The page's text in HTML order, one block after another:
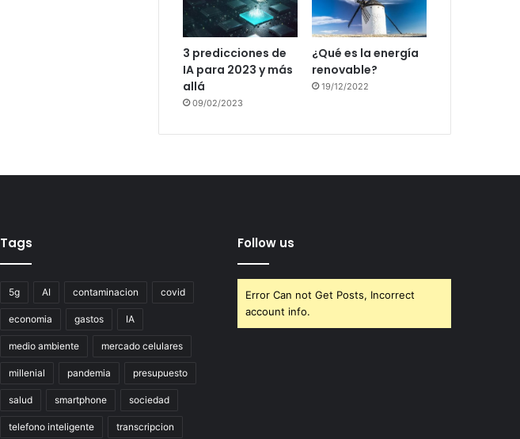
3 predicciones de
IA para 2023 y más
allá
09/02/2023
¿Qué es la energía
renovable?
19/12/2022
Tags
5g AI contaminacion covid
economia gastos IA
medio ambiente mercado celulares
millenial pandemia presupuesto
salud smartphone sociedad
telefono inteligente transcripcion
Follow us
Error Can not Get Posts, Incorrect
account info.